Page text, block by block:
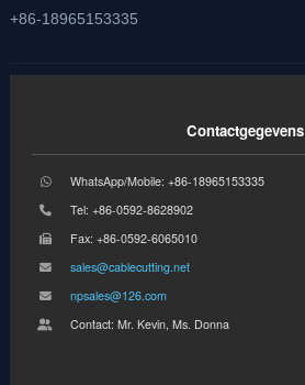
+86-18965153335
Contactgegevens
WhatsApp/Mobile: +86-18965153335
Tel: +86-0592-8628902
Fax: +86-0592-6065010
sales@cablecutting.net
npsales@126.com
Contact: Mr. Kevin, Ms. Donna